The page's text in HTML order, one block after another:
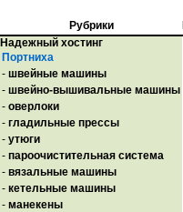
Рубрики
Надежный хостинг
Портниха
- швейные машины
- швейно-вышивальные машины
- оверлоки
- гладильные прессы
- утюги
- пароочистительная система
- вязальные машины
- кетельные машины
- манекены